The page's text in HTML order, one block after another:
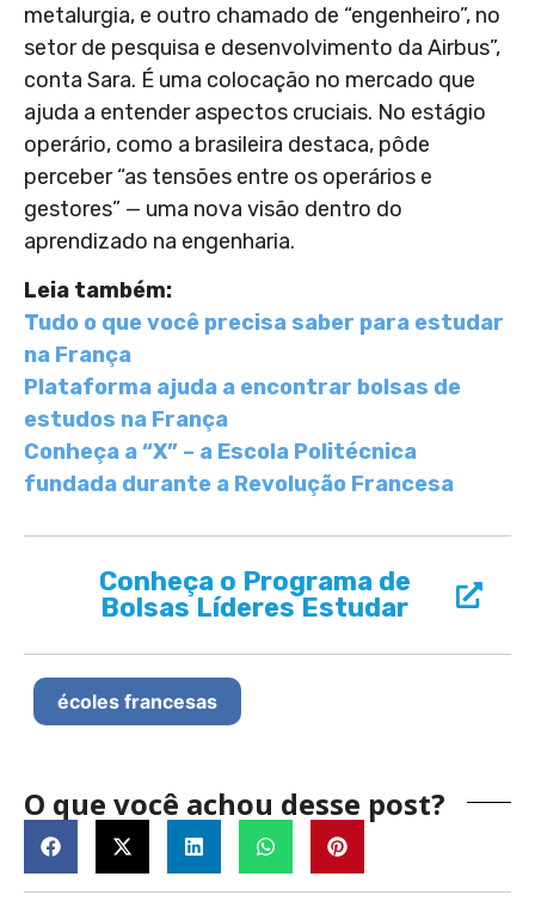
metalurgia, e outro chamado de “engenheiro”, no
setor de pesquisa e desenvolvimento da Airbus”,
conta Sara. É uma colocação no mercado que
ajuda a entender aspectos cruciais. No estágio
operário, como a brasileira destaca, pôde
perceber “as tensões entre os operários e
gestores” — uma nova visão dentro do
aprendizado na engenharia.
Leia também:
Tudo o que você precisa saber para estudar
na França
Plataforma ajuda a encontrar bolsas de
estudos na França
Conheça a “X” – a Escola Politécnica
fundada durante a Revolução Francesa
Conheça o Programa de
Bolsas Líderes Estudar
écoles francesas
O que você achou desse post?